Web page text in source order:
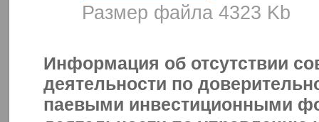
Размер файла 4323 Kb
Информация об отсутствии
деятельности по
паевыми инвестиционными